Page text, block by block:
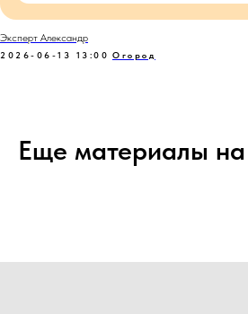
Эксперт Александр
2026-06-13 13:00 Огород
Еще материалы на